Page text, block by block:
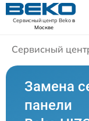
Сервисный центр Bekoв
Москве
Сервисный
Замена
панели